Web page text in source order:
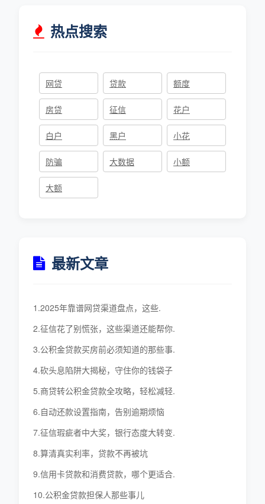
热点搜索
网贷 贷款 额度
房贷 征信 花户
白户 黑户 小花
防骗 大数据 小额
大额
最新文章
1.2025年靠谱网贷渠道盘点，这些.
2.征信花了别慌张，这些渠道还能帮你.
3.公积金贷款买房前必须知道的那些事.
4.砍头息陷阱大揭秘，守住你的钱袋子
5.商贷转公积金贷款全攻略，轻松减轻.
6.自动还款设置指南，告别逾期烦恼
7.征信瑕疵者中大奖，银行态度大转变.
8.算清真实利率，贷款不再被坑
9.信用卡贷款和消费贷款，哪个更适合.
10.公积金贷款担保人那些事儿